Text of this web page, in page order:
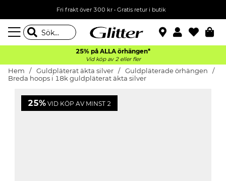
Fri frakt över 300 kr• Gratis retur i butik
25% på ALLA örhängen*
Vid köp av 2 eller fler
Hem Guldpläterat äkta silver
Guldpläterade örhängen
Breda hoops i 18k guldpläterat äkta silver
25% VID KÖP AV MINST 2